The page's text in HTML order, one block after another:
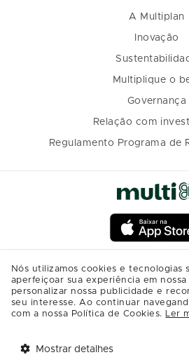
A Multiplan
Inovação
Multiplique o
Governança
Relação com
Regulamento Programa de
Nós utilizamos cookies e tecnologias
aperfeiçoar sua experiência em nossa
personalizar nossa publicidade e
seu interesse. Ao continuar
com a nossa Política de Cookies. Ler
Mostrar detalhes